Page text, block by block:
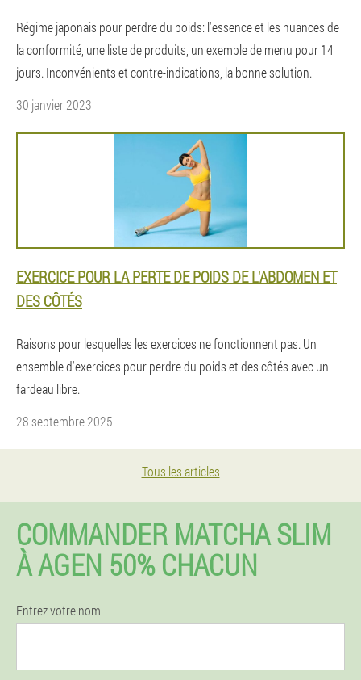
Régime japonais pour perdre du poids: l'essence et les nuances de
la conformité, une liste de produits, un exemple de menu pour 14
jours. Inconvénients et contre-indications, la bonne solution.
30 janvier 2023
EXERCICE POUR LA PERTE DE POIDS DE L'ABDOMEN ET
DES CÔTÉS
Raisons pour lesquelles les exercices ne fonctionnent pas. Un
ensemble d'exercices pour perdre du poids et des côtés avec un
fardeau libre.
28 septembre 2025
Tous les articles
COMMANDER MATCHA SLIM
À AGEN 50% CHACUN
Entrez votre nom